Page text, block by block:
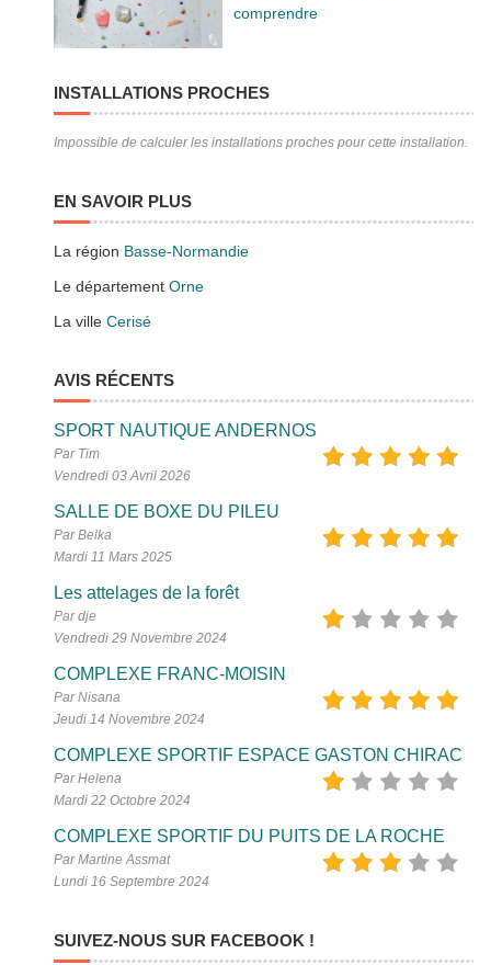
comprendre
INSTALLATIONS PROCHES
Impossible de calculer les installations proches pour cette installation.
EN SAVOIR PLUS
La région Basse-Normandie
Le départementOrne
La villeCerisé
AVIS RÉCENTS
SPORT NAUTIQUE ANDERNOS
Par Tim
Vendredi 03 Avril 2026
SALLE DE BOXE DU PILEU
Par Belka
Mardi 11 Mars 2025
Les attelages de la forêt
Par dje
Vendredi 29 Novembre 2024
COMPLEXE FRANC-MOISIN
Par Nisana
Jeudi 14 Novembre 2024
COMPLEXE SPORTIF ESPACE GASTON CHIRAC
Par Helena
Mardi 22 Octobre 2024
COMPLEXE SPORTIF DU PUITS DE LA ROCHE
Par Martine Assmat
Lundi 16 Septembre 2024
SUIVEZ-NOUS SUR FACEBOOK !